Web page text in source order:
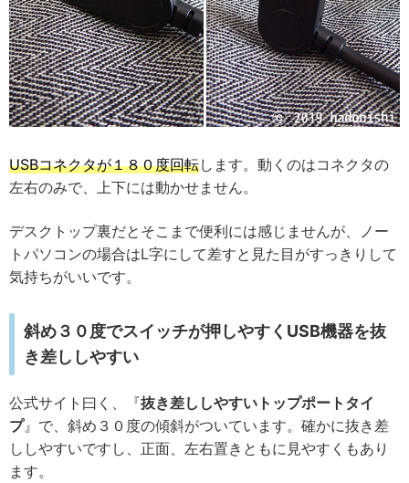
USBコネクタが１８０度回転します。動くのはコネクタの
左右のみで、上下には動かせません。
デスクトップ裏だとそこまで便利には感じませんが、ノー
トパソコンの場合はL字にして差すと見た目がすっきりして
気持ちがいいです。
斜め３０度でスイッチが押しやすくUSB機器を抜
き差ししやすい
公式サイト曰く、『抜き差ししやすいトップポートタイ
プ』で、斜め３０度の傾斜がついています。確かに抜き差
ししやすいですし、正面、左右置きともに見やすくもあり
ます。